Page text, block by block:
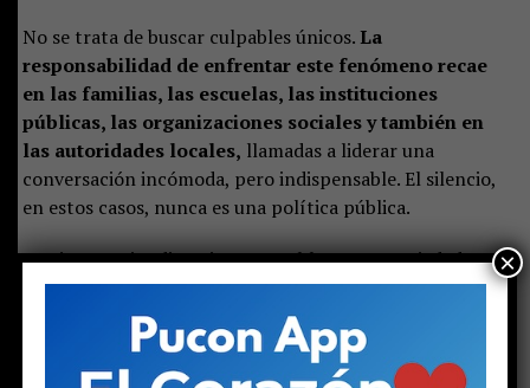
No se trata de buscar culpables únicos. La
responsabilidad de enfrentar este fenómeno recae
en las familias, las escuelas, las instituciones
públicas, las organizaciones sociales y también en
las autoridades locales, llamadas a liderar una
conversación incómoda, pero indispensable. El silencio,
en estos casos, nunca es una política pública.
Pucón necesita discutir este problema con seriedad.
Necesita diagnósticos, prevención, intervención
temprana y una estrategia capaz de llegar antes que
el narcotráfico. Porque cuando un adolescente
termina viviendo solo, armado y rodeado de drogas,
×